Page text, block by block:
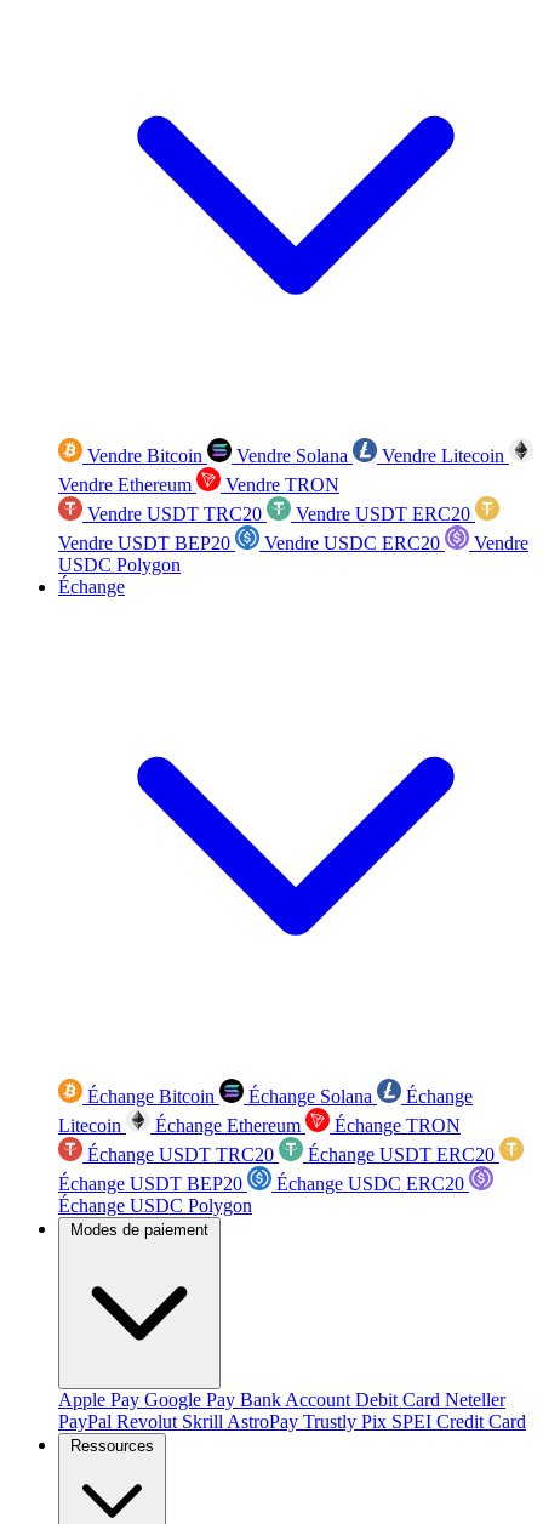
Vendre Bitcoin Vendre Solana
Vendre Litecoin
Vendre Ethereum
Vendre TRON
Vendre USDT TRC20
Vendre USDT ERC20
Vendre USDT BEP20
Vendre USDC ERC20
Vendre
USDC Polygon
Échange
Échange Bitcoin Échange Solana
Échange
Litecoin
Échange Ethereum
Échange TRON
Échange USDT TRC20
Échange USDT ERC20
Échange USDT BEP20
Échange USDC ERC20
Échange USDC Polygon
Modes de paiement
Apple Pay Google Pay Bank Account Debit Card Neteller
PayPal Revolut Skrill AstroPay Trustly Pix SPEI Credit Card
Ressources